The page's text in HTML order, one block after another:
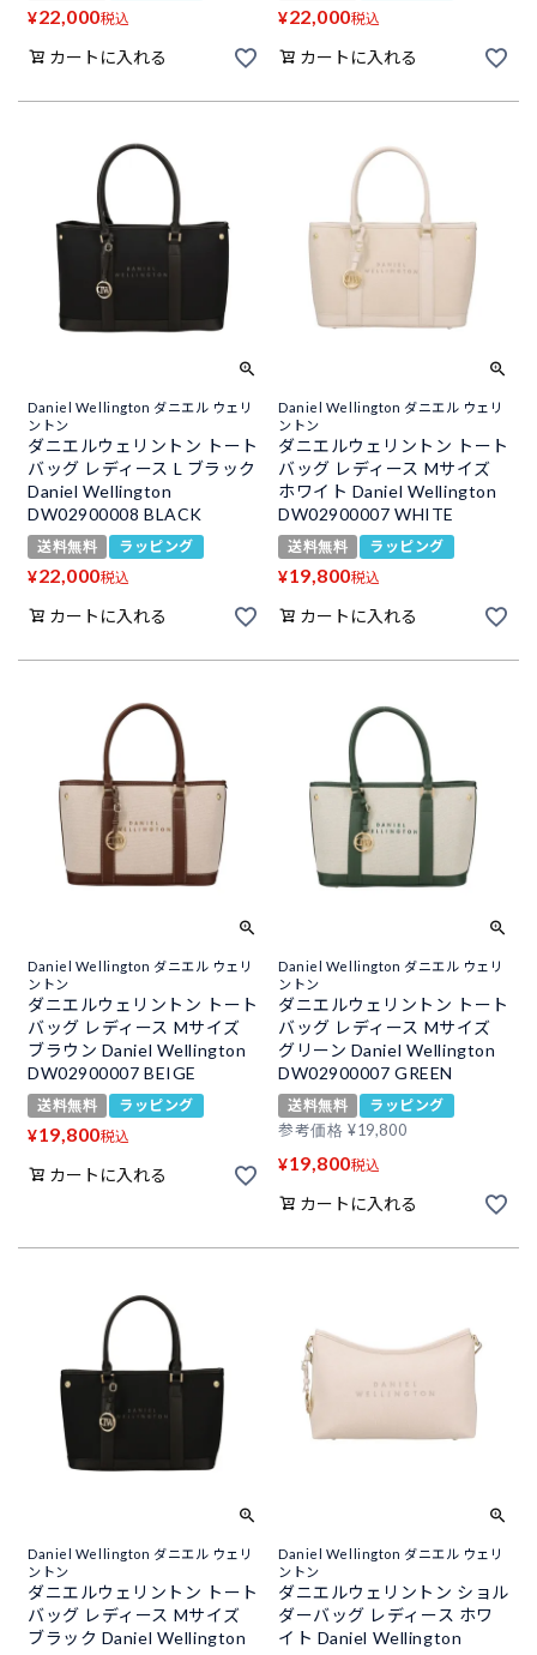
¥22,000税込
カートに入れる
¥22,000税込
カートに入れる
Daniel Wellington ダニエル ウェリ
ントン
ダニエルウェリントン トート
バッグ レディース L ブラック
Daniel Wellington
DW02900008 BLACK
送料無料 ラッピング
¥22,000税込
カートに入れる
Daniel Wellington ダニエル ウェリ
ントン
ダニエルウェリントン トート
バッグ レディース Mサイズ
ホワイト Daniel Wellington
DW02900007 WHITE
送料無料 ラッピング
¥19,800税込
カートに入れる
Daniel Wellington ダニエル ウェリ
ントン
ダニエルウェリントン トート
バッグ レディース Mサイズ
ブラウン Daniel Wellington
DW02900007 BEIGE
送料無料 ラッピング
¥19,800税込
カートに入れる
Daniel Wellington ダニエル ウェリ
ントン
ダニエルウェリントン トート
バッグ レディース Mサイズ
グリーン Daniel Wellington
DW02900007 GREEN
送料無料
ラッピング
参考価格 ¥19,800
¥19,800税込
カートに入れる
Daniel Wellington ダニエル ウェリ
ントン
ダニエルウェリントン トート
バッグ レディース Mサイズ
ブラック Daniel Wellington
Daniel Wellington ダニエル ウェリ
ントン
ダニエルウェリントン ショル
ダーバッグ レディース ホワ
イト Daniel Wellington